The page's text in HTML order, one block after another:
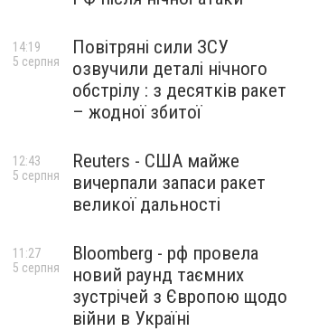
Повітряні сили ЗСУ
озвучили деталі нічного
обстрілу : з десятків ракет
– жодної збитої
14:19
5 серпня
Reuters - США майже
вичерпали запаси ракет
великої дальності
12:43
5 серпня
Bloomberg - рф провела
новий раунд таємних
зустрічей з Європою щодо
війни в Україні
11:27
5 серпня